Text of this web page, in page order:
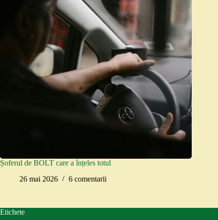
Șoferul de BOLT care a înțeles totul
26 mai 2026
6 comentarii
Etichete